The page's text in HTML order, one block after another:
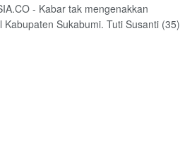
- Kabar tak mengenakkan
Sukabumi. Tuti Susanti (35)